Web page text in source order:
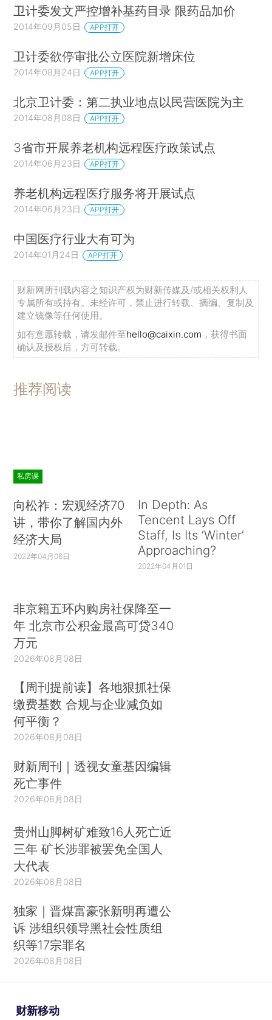
卫计委发文严控增补基药目录 限药品加价
2014年09月05日 APP打开
卫计委欲停审批公立医院新增床位
2014年08月24日 APP打开
北京卫计委：第二执业地点以民营医院为主
2014年08月08日 APP打开
3省市开展养老机构远程医疗政策试点
2014年06月23日 APP打开
养老机构远程医疗服务将开展试点
2014年06月23日 APP打开
中国医疗行业大有可为
2014年01月24日 APP打开
财新网所刊载内容之知识产权为财新传媒及/或相关权利人
专属所有或持有。未经许可，禁止进行转载、摘编、复制及
建立镜像等任何使用。
如有意愿转载，请发邮件至hello@caixin.com ，获得书面
确认及授权后，方可转载。
推荐阅读
私房课
向松祚：宏观经济70
讲，带你了解国内外
经济大局
2022年04月06日
In Depth: As
Tencent Lays Off
Staff, Is Its ‘Winter’
Approaching?
2022年04月01日
非京籍五环内购房社保降至一
年 北京市公积金最高可贷340
万元
2026年08月08日
【周刊提前读】各地狠抓社保
缴费基数 合规与企业减负如
何平衡？
2026年08月08日
财新周刊｜透视女童基因编辑
死亡事件
2026年08月08日
贵州山脚树矿难致16人死亡近
三年 矿长涉罪被罢免全国人
大代表
2026年08月08日
独家｜晋煤富豪张新明再遭公
诉 涉组织领导黑社会性质组
织等17宗罪名
2026年08月08日
财新移动